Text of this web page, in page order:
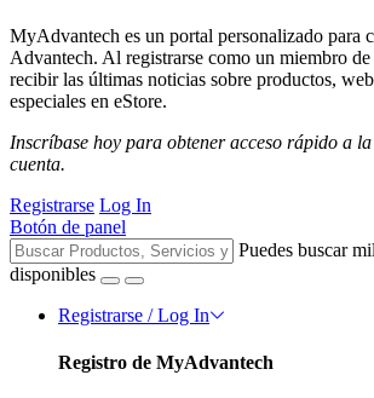
MyAdvantech es un portal personalizado para
Advantech. Al registrarse como un miembro
recibir las últimas noticias sobre productos,
especiales en eStore.
Inscríbase hoy para obtener acceso rápido a
cuenta.
Registrarse Log In
Botón de panel
Puedes buscar
disponibles
Registrarse / Log In
Registro de MyAdvantech